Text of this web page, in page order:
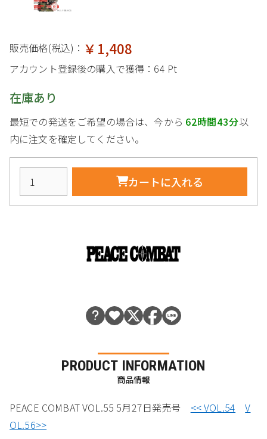
販売価格(税込)： ￥1,408
アカウント登録後の購入で獲得： 64 Pt
在庫あり
最短での発送をご希望の場合は、今から 62時間43分以
内に注文を確定してください。
カートに入れる
PRODUCT INFORMATION
商品情報
PEACE COMBAT VOL.55 5月27日発売号 << VOL.54
V
OL.56>>